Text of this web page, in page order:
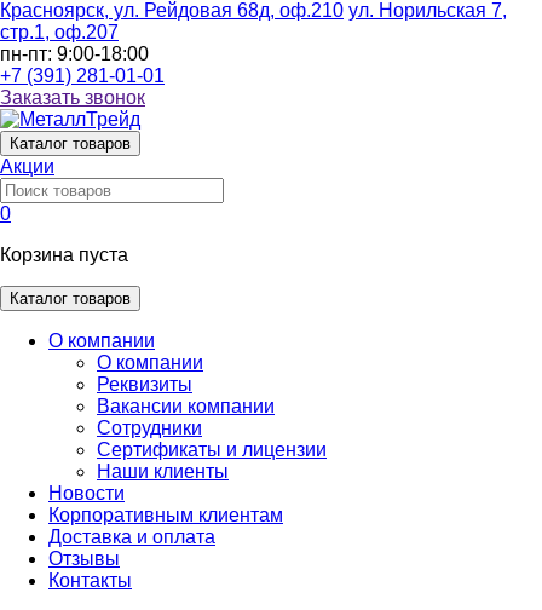
Красноярск, ул. Рейдовая 68д, оф.210 ул. Норильская 7,
стр.1, оф.207
пн-пт: 9:00-18:00
+7 (391) 281-01-01
Заказать звонок
Каталог товаров
Акции
0
Корзина пуста
Каталог товаров
О компании
О компании
Реквизиты
Вакансии компании
Сотрудники
Сертификаты и лицензии
Наши клиенты
Новости
Корпоративным клиентам
Доставка и оплата
Отзывы
Контакты